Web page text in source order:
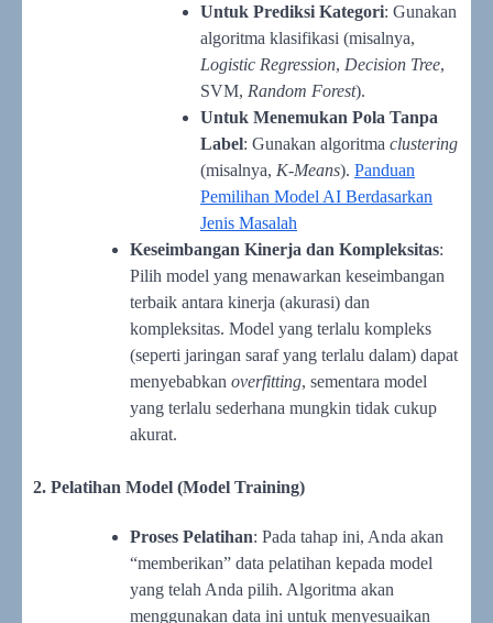
Untuk Prediksi Kategori: Gunakan
algoritma klasifikasi (misalnya,
Logistic Regression, Decision Tree,
SVM, Random Forest).
Untuk Menemukan Pola Tanpa
Label: Gunakan algoritma clustering
(misalnya, K-Means). Panduan
Pemilihan Model AI Berdasarkan
Jenis Masalah
Keseimbangan Kinerja dan Kompleksitas:
Pilih model yang menawarkan keseimbangan
terbaik antara kinerja (akurasi) dan
kompleksitas. Model yang terlalu kompleks
(seperti jaringan saraf yang terlalu dalam) dapat
menyebabkan overfitting, sementara model
yang terlalu sederhana mungkin tidak cukup
akurat.
2. Pelatihan Model (Model Training)
Proses Pelatihan: Pada tahap ini, Anda akan
“memberikan” data pelatihan kepada model
yang telah Anda pilih. Algoritma akan
menggunakan data ini untuk menyesuaikan